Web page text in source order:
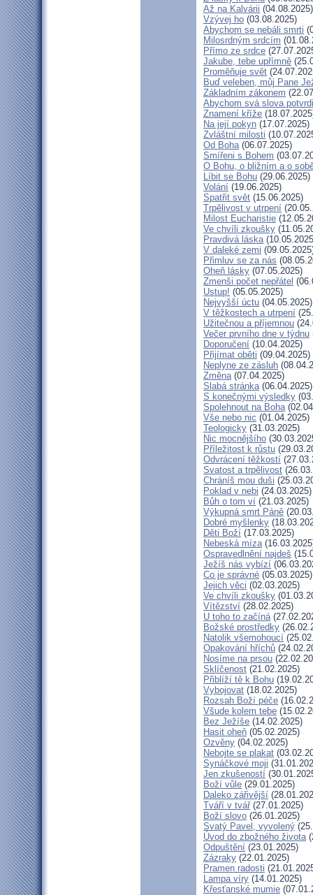
Až na Kalvárii (04.08.2025)
Vzývej ho (03.08.2025)
Abychom se nebáli smrti
Milosrdným srdcím
Přímo ze srdce
Jakube, tebe upřímně
Proměňuje svět
Buď veleben, můj Pane
Základním zákonem
Abychom svá slova
Znamení kříže
Na její pokyn (17.07.2025)
Zvláštní milosti
Od Boha(06.07.2025)
Smířeni s Bohem
O Bohu, o bližním a o
Líbit se Bohu (29.06.2025)
Volání (19.06.2025)
Spatřit svět (15.06.2025)
Trpělivost v utrpení
Milost Eucharistie
Ve chvíli zkoušky
Pravdivá láska
V daleké zemi
Přimluv se za nás
Oheň lásky (07.05.2025)
Zmenši počet nepřátel
Ustup! (05.05.2025)
Nejvyšší úctu (04.05.2025)
V těžkostech a utrpení
Užitečnou a příjemnou
Večer prvního dne v týdnu
Doporučení (10.04.2025)
Přijímat oběti (09.04.2025)
Neplyne ze zásluh
Změna(07.04.2025)
Slabá stránka(06.04.2025)
S konečnými výsledky
Spolehnout na Boha
Vše nebo nic (01.04.2025)
Teologicky (31.03.2025)
Nic mocnějšího
Příležitost k růstu
Odvrácení těžkostí
Svatost a trpělivost
Chráníš mou duši
Poklad v nebi (24.03.2025)
Bůh o tom ví (21.03.2025)
Výkupná smrt Páně
Dobré myšlenky
Děti Boží (17.03.2025)
Nebeská míza
Ospravedlnění najdeš
Ježíš nás vybízí
Co je správné (05.03.2025)
Jejich věci (02.03.2025)
Ve chvíli zkoušky
Vítězství (28.02.2025)
U toho to začíná
Božské prostředky
Natolik všemohoucí
Opakování hříchů
Nosíme na prsou
Sklíčenost (21.02.2025)
Přiblíží tě k Bohu
Vybojovat (18.02.2025)
Rozsah Boží péče
Všude kolem tebe
Bez Ježíše (14.02.2025)
Hasit oheň (05.02.2025)
Ozvěny (04.02.2025)
Nebojte se plakat
Synáčkové moji
Jen zkušeností
Boží vůle (29.01.2025)
Daleko zářivější
Tváří v tvář(27.01.2025)
Boží slovo (26.01.2025)
Svatý Pavel, vyvolený
Úvod do zbožného života
Odpuštění (23.01.2025)
Zázraky (22.01.2025)
Pramen radosti
Lampa víry (14.01.2025)
Křesťanské mumie